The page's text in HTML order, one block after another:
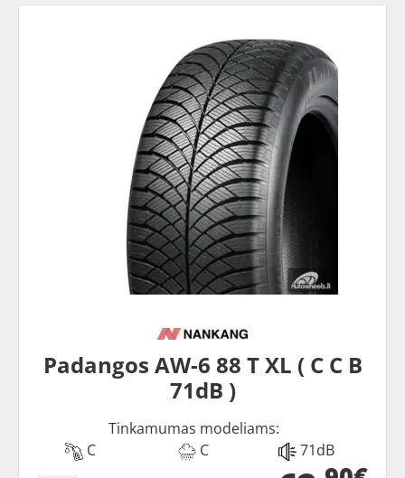
Padangos AW-6 88 T XL ( C C B
71dB )
Tinkamumas modeliams:
C
C 71dB